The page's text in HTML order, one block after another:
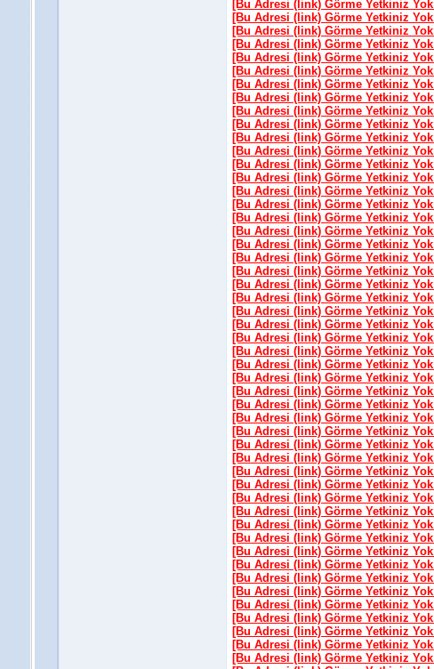
[Bu Adresi (link) Görme Yetkiniz Yok
[Bu Adresi (link) Görme Yetkiniz Yok
[Bu Adresi (link) Görme Yetkiniz Yok
[Bu Adresi (link) Görme Yetkiniz Yok
[Bu Adresi (link) Görme Yetkiniz Yok
[Bu Adresi (link) Görme Yetkiniz Yok
[Bu Adresi (link) Görme Yetkiniz Yok
[Bu Adresi (link) Görme Yetkiniz Yok
[Bu Adresi (link) Görme Yetkiniz Yok
[Bu Adresi (link) Görme Yetkiniz Yok
[Bu Adresi (link) Görme Yetkiniz Yok
[Bu Adresi (link) Görme Yetkiniz Yok
[Bu Adresi (link) Görme Yetkiniz Yok
[Bu Adresi (link) Görme Yetkiniz Yok
[Bu Adresi (link) Görme Yetkiniz Yok
[Bu Adresi (link) Görme Yetkiniz Yok
[Bu Adresi (link) Görme Yetkiniz Yok
[Bu Adresi (link) Görme Yetkiniz Yok
[Bu Adresi (link) Görme Yetkiniz Yok
[Bu Adresi (link) Görme Yetkiniz Yok
[Bu Adresi (link) Görme Yetkiniz Yok
[Bu Adresi (link) Görme Yetkiniz Yok
[Bu Adresi (link) Görme Yetkiniz Yok
[Bu Adresi (link) Görme Yetkiniz Yok
[Bu Adresi (link) Görme Yetkiniz Yok
[Bu Adresi (link) Görme Yetkiniz Yok
[Bu Adresi (link) Görme Yetkiniz Yok
[Bu Adresi (link) Görme Yetkiniz Yok
[Bu Adresi (link) Görme Yetkiniz Yok
[Bu Adresi (link) Görme Yetkiniz Yok
[Bu Adresi (link) Görme Yetkiniz Yok
[Bu Adresi (link) Görme Yetkiniz Yok
[Bu Adresi (link) Görme Yetkiniz Yok
[Bu Adresi (link) Görme Yetkiniz Yok
[Bu Adresi (link) Görme Yetkiniz Yok
[Bu Adresi (link) Görme Yetkiniz Yok
[Bu Adresi (link) Görme Yetkiniz Yok
[Bu Adresi (link) Görme Yetkiniz Yok
[Bu Adresi (link) Görme Yetkiniz Yok
[Bu Adresi (link) Görme Yetkiniz Yok
[Bu Adresi (link) Görme Yetkiniz Yok
[Bu Adresi (link) Görme Yetkiniz Yok
[Bu Adresi (link) Görme Yetkiniz Yok
[Bu Adresi (link) Görme Yetkiniz Yok
[Bu Adresi (link) Görme Yetkiniz Yok
[Bu Adresi (link) Görme Yetkiniz Yok
[Bu Adresi (link) Görme Yetkiniz Yok
[Bu Adresi (link) Görme Yetkiniz Yok
[Bu Adresi (link) Görme Yetkiniz Yok
[Bu Adresi (link) Görme Yetkiniz Yok